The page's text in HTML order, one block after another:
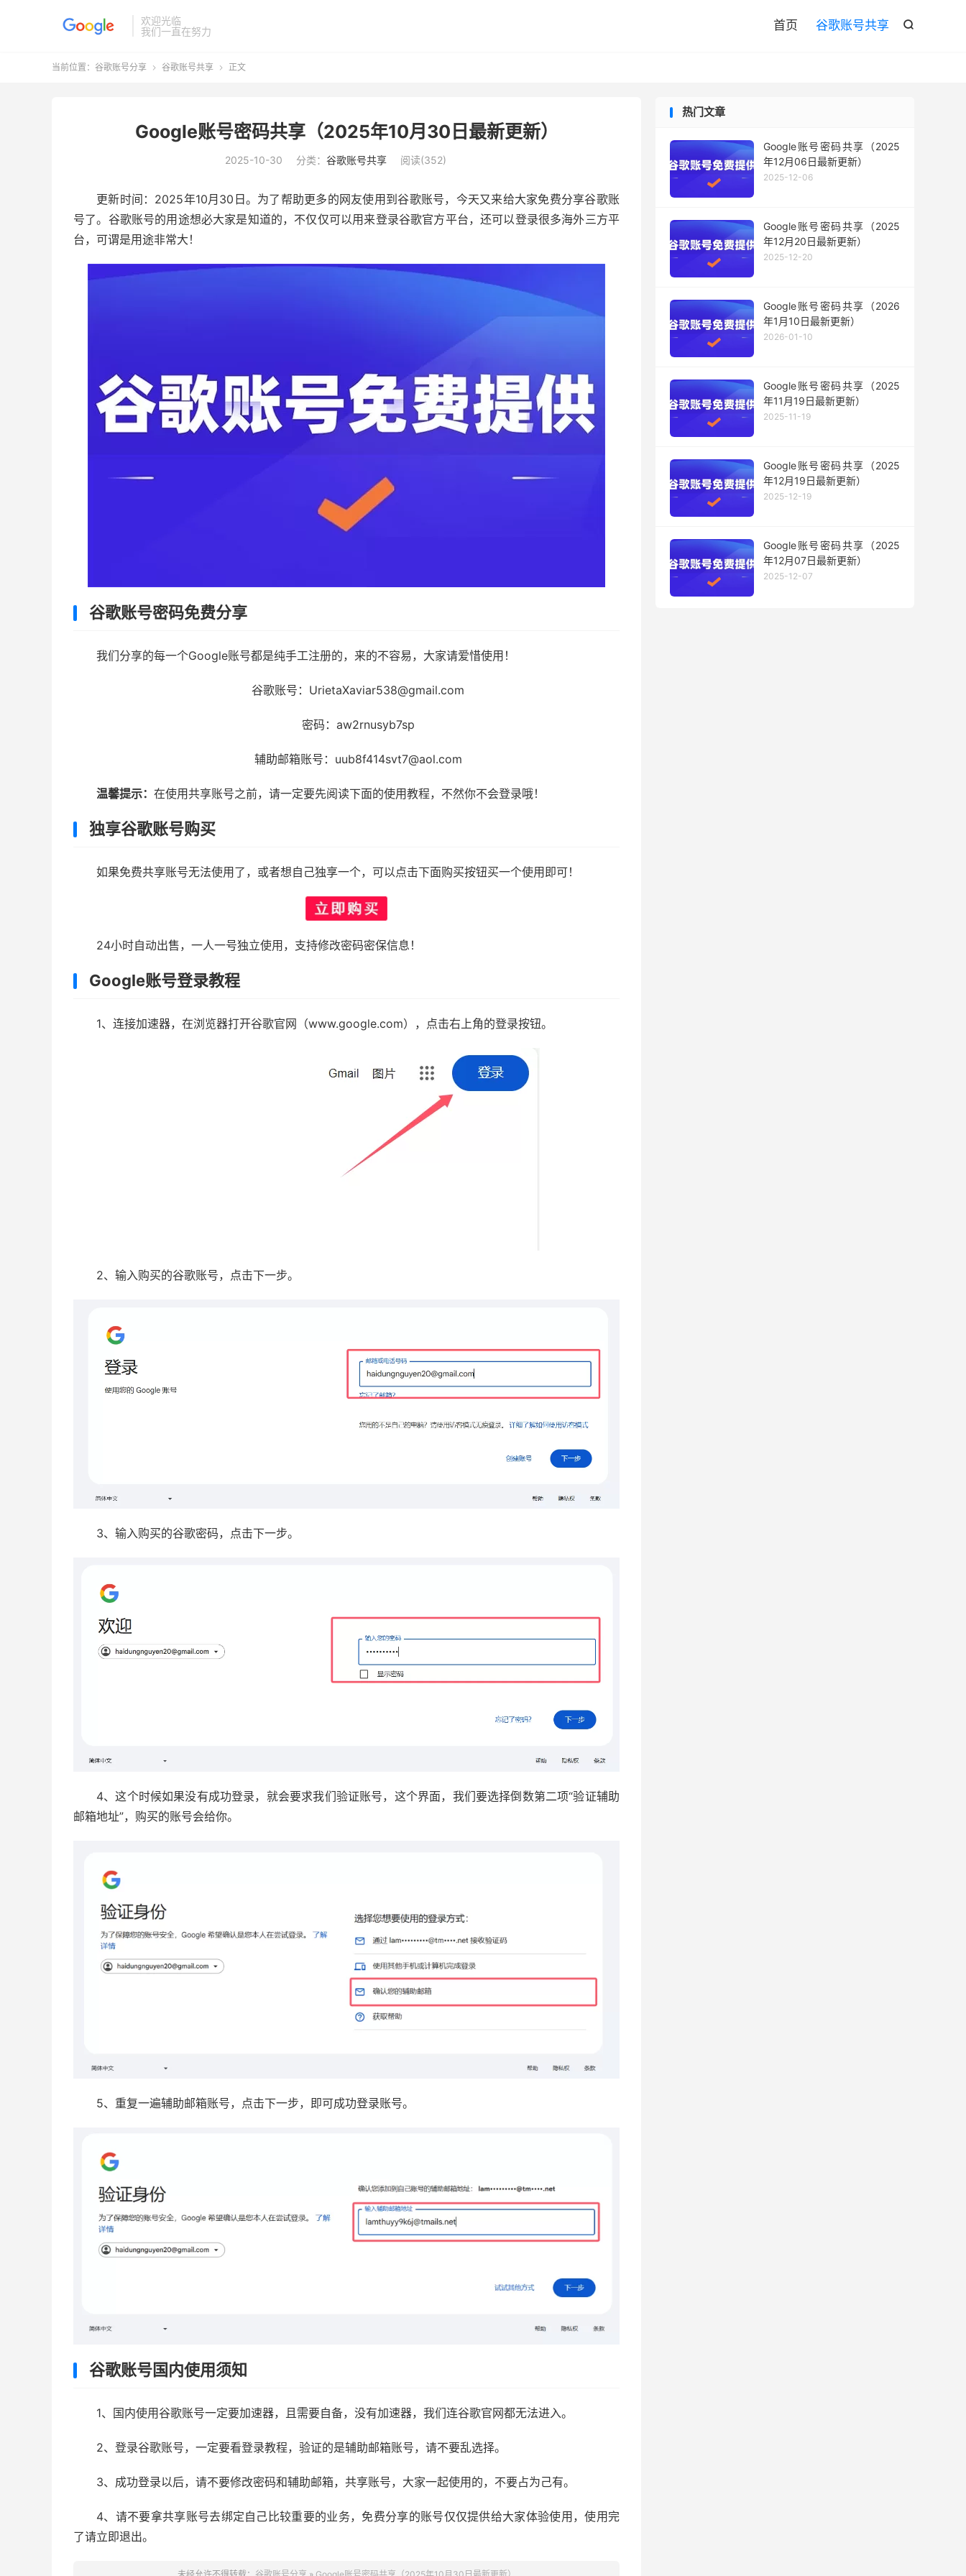
欢迎光临
我们一直在努力

首页 谷歌账号共享
当前位置： 谷歌账号分享  谷歌账号共享  正文
Google账号密码共享（2025年10月30日最新更新）
2025-10-30 分类： 谷歌账号共享 阅读(352)
更新时间：2025年10月30日。为了帮助更多的网友使用到谷歌账号，今天又来给大家免费分享谷歌账
号了。谷歌账号的用途想必大家是知道的，不仅仅可以用来登录谷歌官方平台，还可以登录很多海外三方平
台，可谓是用途非常大！
谷歌账号密码免费分享
我们分享的每一个Google账号都是纯手工注册的，来的不容易，大家请爱惜使用！
谷歌账号：UrietaXaviar538@gmail.com
密码：aw2rnusyb7sp
辅助邮箱账号：uub8f414svt7@aol.com
温馨提示： 在使用共享账号之前，请一定要先阅读下面的使用教程，不然你不会登录哦！
独享谷歌账号购买
如果免费共享账号无法使用了，或者想自己独享一个，可以点击下面购买按钮买一个使用即可！
24小时自动出售，一人一号独立使用，支持修改密码密保信息！
Google账号登录教程
1、连接加速器，在浏览器打开谷歌官网（www.google.com），点击右上角的登录按钮。
2、输入购买的谷歌账号，点击下一步。
3、输入购买的谷歌密码，点击下一步。
4、这个时候如果没有成功登录，就会要求我们验证账号，这个界面，我们要选择倒数第二项“验证辅助
邮箱地址”，购买的账号会给你。
5、重复一遍辅助邮箱账号，点击下一步，即可成功登录账号。
谷歌账号国内使用须知
1、国内使用谷歌账号一定要加速器，且需要自备，没有加速器，我们连谷歌官网都无法进入。
2、登录谷歌账号，一定要看登录教程，验证的是辅助邮箱账号，请不要乱选择。
3、成功登录以后，请不要修改密码和辅助邮箱，共享账号，大家一起使用的，不要占为己有。
4、请不要拿共享账号去绑定自己比较重要的业务，免费分享的账号仅仅提供给大家体验使用，使用完
了请立即退出。
热门文章
Google账号密码共享（2025
年12月06日最新更新）
2025-12-06
Google账号密码共享（2025
年12月20日最新更新）
2025-12-20
Google账号密码共享（2026
年1月10日最新更新）
2026-01-10
Google账号密码共享（2025
年11月19日最新更新）
2025-11-19
Google账号密码共享（2025
年12月19日最新更新）
2025-12-19
Google账号密码共享（2025
年12月07日最新更新）
2025-12-07